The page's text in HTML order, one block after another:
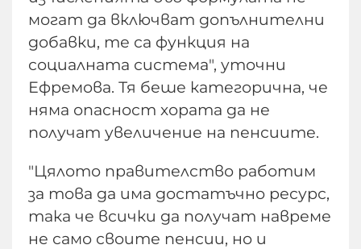
могат да включват допълнителни
добавки, те са функция на
социалната система", уточни
Ефремова. Тя беше категорична, че
няма опасност хората да не
получат увеличение на пенсиите.
"Цялото правителство работим
за това да има достатъчно ресурс,
така че всички да получат навреме
не само своите пенсии, но и